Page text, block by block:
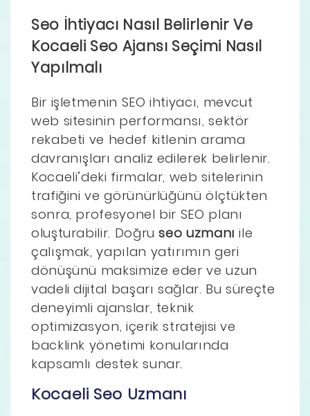
Seo İhtiyacı Nasıl Belirlenir Ve
Kocaeli Seo Ajansı Seçimi Nasıl
Yapılmalı
Bir işletmenin SEO ihtiyacı, mevcut
web sitesinin performansı, sektör
rekabeti ve hedef kitlenin arama
davranışları analiz edilerek belirlenir.
Kocaeli’deki firmalar, web sitelerinin
trafiğini ve görünürlüğünü ölçtükten
sonra, profesyonel bir SEO planı
oluşturabilir. Doğruseo uzmanı ile
çalışmak, yapılan yatırımın geri
dönüşünü maksimize eder ve uzun
vadeli dijital başarı sağlar. Bu süreçte
deneyimli ajanslar, teknik
optimizasyon, içerik stratejisi ve
backlink yönetimi konularında
kapsamlı destek sunar.
Kocaeli Seo Uzmanı